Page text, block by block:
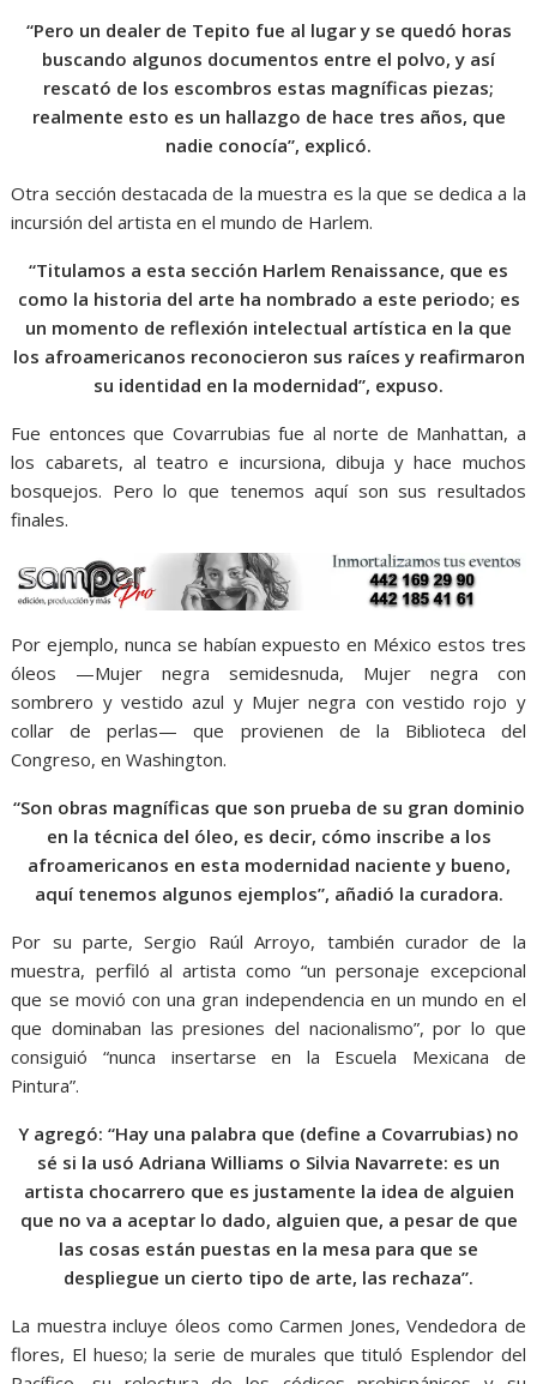
“Pero un dealer de Tepito fue al lugar y se quedó horas
buscando algunos documentos entre el polvo, y así
rescató de los escombros estas magníficas piezas;
realmente esto es un hallazgo de hace tres años, que
nadie conocía”, explicó.
Otra sección destacada de la muestra es la que se dedica a la
incursión del artista en el mundo de Harlem.
“Titulamos a esta sección Harlem Renaissance, que es
como la historia del arte ha nombrado a este periodo; es
un momento de reflexión intelectual artística en la que
los afroamericanos reconocieron sus raíces y reafirmaron
su identidad en la modernidad”, expuso.
Fue entonces que Covarrubias fue al norte de Manhattan, a
los cabarets, al teatro e incursiona, dibuja y hace muchos
bosquejos. Pero lo que tenemos aquí son sus resultados
finales.
Por ejemplo, nunca se habían expuesto en México estos tres
óleos —Mujer negra semidesnuda, Mujer negra con
sombrero y vestido azul y Mujer negra con vestido rojo y
collar de perlas— que provienen de la Biblioteca del
Congreso, en Washington.
“Son obras magníficas que son prueba de su gran dominio
en la técnica del óleo, es decir, cómo inscribe a los
afroamericanos en esta modernidad naciente y bueno,
aquí tenemos algunos ejemplos”, añadió la curadora.
Por su parte, Sergio Raúl Arroyo, también curador de la
muestra, perfiló al artista como “un personaje excepcional
que se movió con una gran independencia en un mundo en el
que dominaban las presiones del nacionalismo”, por lo que
consiguió “nunca insertarse en la Escuela Mexicana de
Pintura”.
Y agregó: “Hay una palabra que (define a Covarrubias) no
sé si la usó Adriana Williams o Silvia Navarrete: es un
artista chocarrero que es justamente la idea de alguien
que no va a aceptar lo dado, alguien que, a pesar de que
las cosas están puestas en la mesa para que se
despliegue un cierto tipo de arte, las rechaza”.
La muestra incluye óleos como Carmen Jones, Vendedora de
flores, El hueso; la serie de murales que tituló Esplendor del